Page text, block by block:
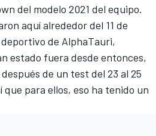
del modelo 2021 del equipo.
aquí alrededor del 11 de
de AlphaTauri,
estado fuera desde entonces,
de un test del 23 al 25
que para ellos, eso ha tenido un